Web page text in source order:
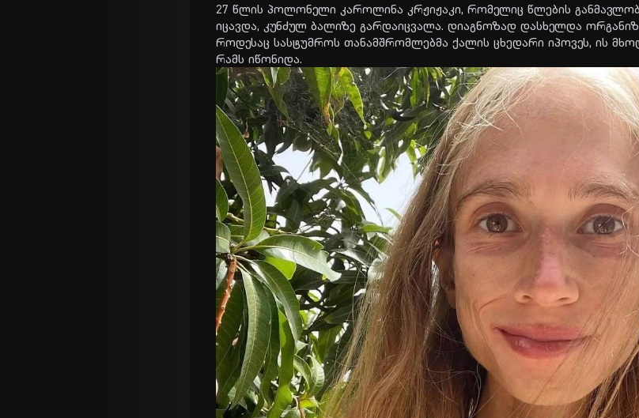
27 წლის პო­ლო­ნე­ლი კა­რო­ლი­ნა კრჟი­ჟა­კი, რო­მე­ლიც წლე­ბის
იცავ­და, კუნ­ძულ ბა­ლი­ზე გარ­და­იც­ვა­ლა. დი­აგ­ნო­ზად დას­ხელ­და
რო­დე­საც სას­ტუმ­როს თა­ნამ­შრომ­ლებ­მა ქა­ლის ცხე­და­რი იპო­ვეს, ის
რამს იწო­ნი­და.